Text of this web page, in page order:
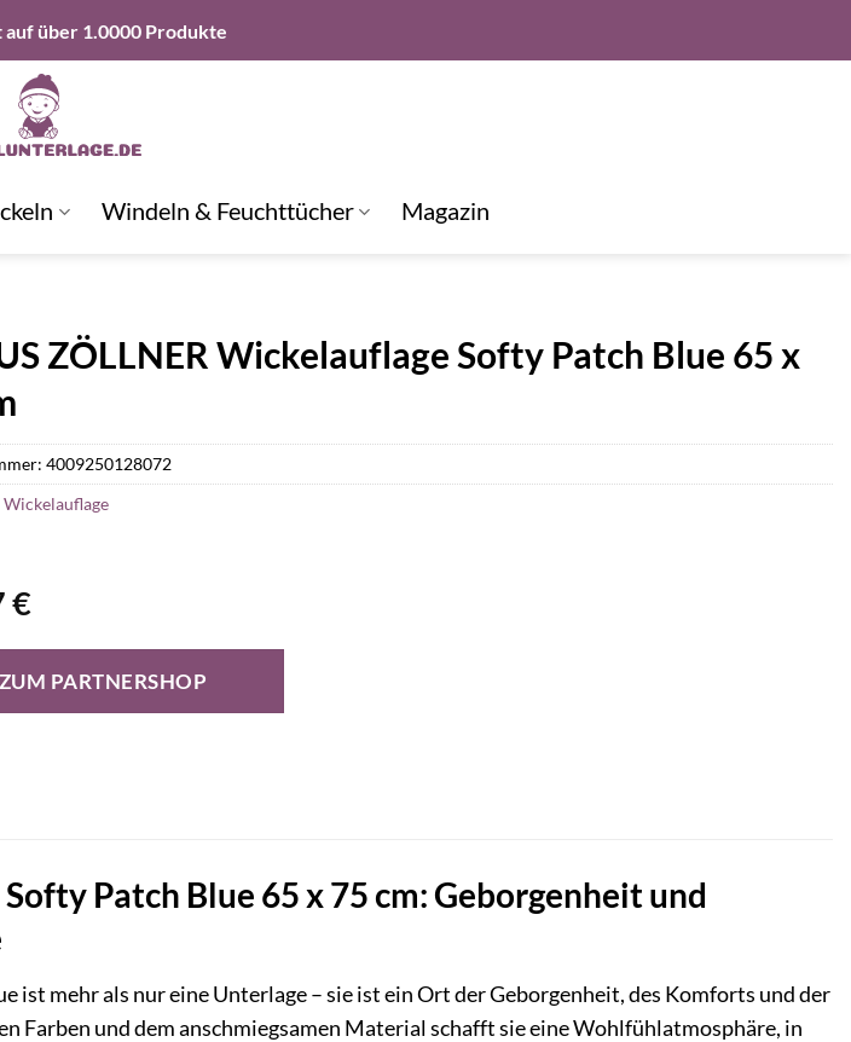
auf über 1.0000 Produkte
Windeln & Feuchttücher Magazin
ZÖLLNER Wickelauflage Softy Patch Blue 65 x
€
ZUM PARTNERSHOP
4009250128072
Wickelauflage
Patch Blue 65 x 75 cm: Geborgenheit und
ist mehr als nur eine Unterlage – sie ist ein Ort der Geborgenheit, des Komforts und der
Farben und dem anschmiegsamen Material schafft sie eine Wohlfühlatmosphäre, in